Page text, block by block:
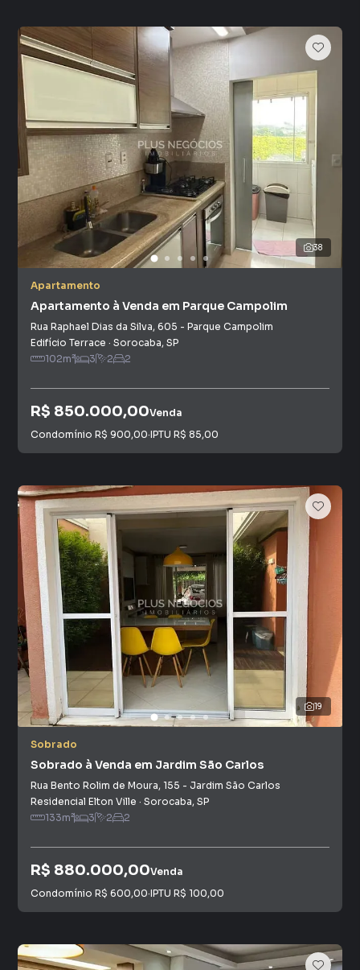
38
Apartamento
Apartamento à Venda em Parque Campolim
Rua Raphael Dias da Silva, 605 - Parque Campolim
Edifício Terrace · Sorocaba, SP
102m² 3 2 2
R$ 850.000,00Venda
Condomínio R$ 900,00·IPTU R$ 85,00
19
Sobrado
Sobrado à Venda em Jardim São Carlos
Rua Bento Rolim de Moura, 155 - Jardim São Carlos
Residencial Elton Ville · Sorocaba, SP
133m² 3 2 2
R$ 880.000,00Venda
Condomínio R$ 600,00·IPTU R$ 100,00